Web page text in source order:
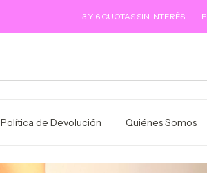
3 Y 6 CUOTAS SIN INTERÉS ENVIOS
Política de Devolución Quiénes Somos